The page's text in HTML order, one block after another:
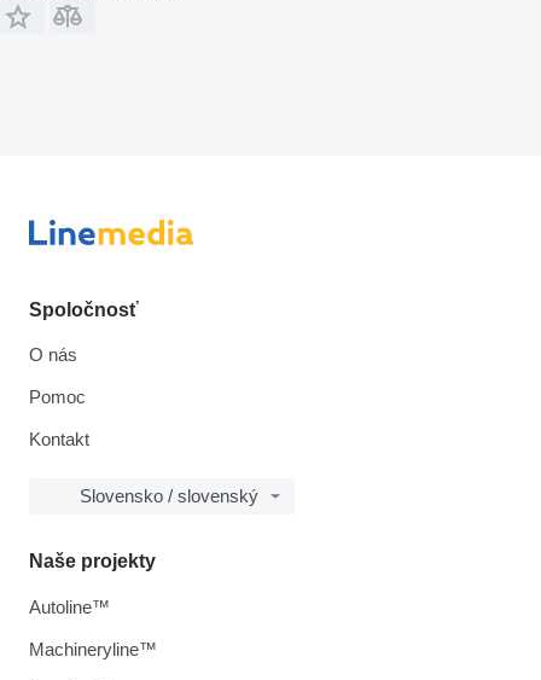
Spoločnosť
O nás
Pomoc
Kontakt
Slovensko / slovenský
Naše projekty
Autoline™
Machineryline™